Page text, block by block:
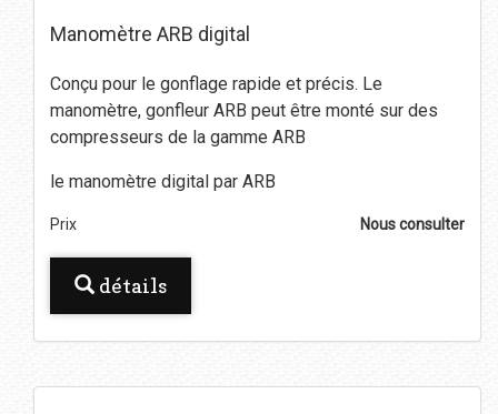
Manomètre ARB digital
Conçu pour le gonflage rapide et précis. Le
manomètre, gonfleur ARB peut être monté sur des
compresseurs de la gamme ARB
le manomètre digital par ARB
Prix Nous consulter
détails